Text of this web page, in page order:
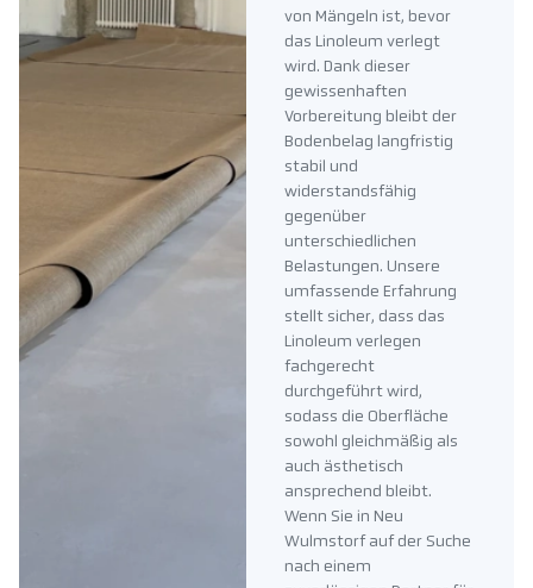
von Mängeln ist, bevor
das Linoleum verlegt
wird. Dank dieser
gewissenhaften
Vorbereitung bleibt der
Bodenbelag langfristig
stabil und
widerstandsfähig
gegenüber
unterschiedlichen
Belastungen. Unsere
umfassende Erfahrung
stellt sicher, dass das
Linoleum verlegen
fachgerecht
durchgeführt wird,
sodass die Oberfläche
sowohl gleichmäßig als
auch ästhetisch
ansprechend bleibt.
Wenn Sie in Neu
Wulmstorf auf der Suche
nach einem